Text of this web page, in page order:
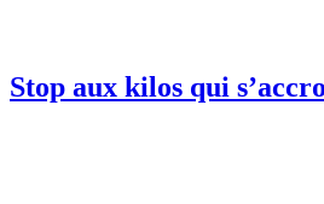
Stop aux kilos qui